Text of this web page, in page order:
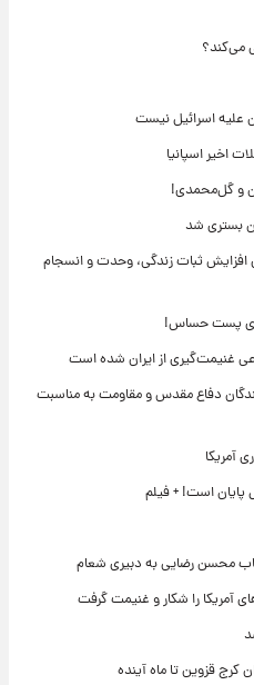
می‌کند؟
علیه اسرائیل نیست
اخیر اسپانیا
و گل‌محمدی!
بستری شد
افزایش ثبات زندگی، وحدت و انسجام
پست حساس!
غنیمت‌گیری از ایران شده است
دفاع مقدس و مقاومت به مناسبت
آمریکا
پایان است! + فیلم
محسن رضایی به دبیری شعام
آمریکا را شکار و غنیمت گرفت
کرج قزوین تا ماه آینده